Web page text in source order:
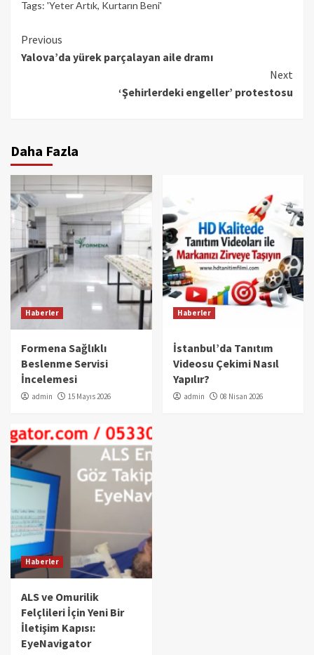
Tags: 'Yeter Artık, Kurtarın Beni'
Continue
Reading
Previous
Yalova’da yürek parçalayan aile dramı
Next
‘Şehirlerdeki engeller’ protestosu
Daha Fazla
Haberler
Formena Sağlıklı
Beslenme Servisi
İncelemesi
admin 15 Mayıs 2026
Haberler
İstanbul’da Tanıtım
Videosu Çekimi Nasıl
Yapılır?
admin 08 Nisan 2026
Haberler
ALS ve Omurilik
Felçlileri İçin Yeni Bir
İletişim Kapısı:
EyeNavigator